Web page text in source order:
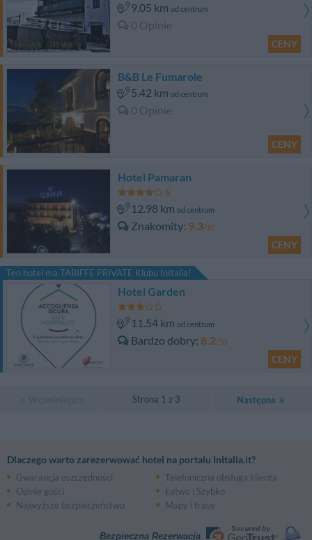
9.05 km od centrum
0 Opinie
CENY
B&B Le Fumarole
5.42 km od centrum
0 Opinie
CENY
Hotel Pamaran
12.98 km od centrum
Znakomity 9.3/10
CENY
Ten hotel ma TARIFFE PRIVATE Klubu InItalia!
Hotel Garden
11.54 km od centrum
Bardzo dobry 8.2/10
CENY
Strona 1 z 3 Następna
Dlaczego warto zarezerwować hotel na portalu InItalia.it?
Gwarancja oszczędności
Telefoniczna obsługa klienta
Opinie gości
Łatwo i Szybko
Najwyższe bezpieczeństwo
Mapy i trasy
Bezpieczna Rezerwacja